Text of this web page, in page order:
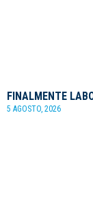
FINALMENTE
5 AGOSTO, 2026